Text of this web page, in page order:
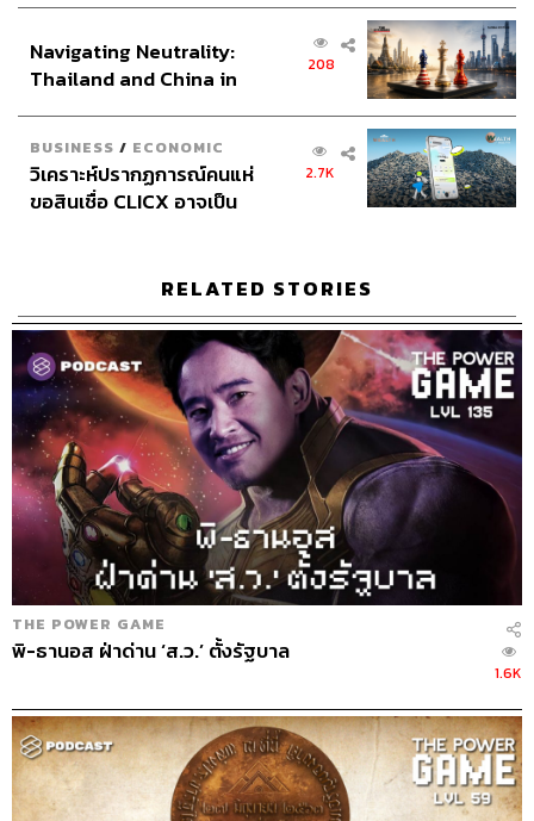
Credits
The Hostสรกล อดุลยานนท์
The Co-hostพลวุฒิ สงสกุล
Channel Managerเชษฐพงศ์ ชูประดิษฐ์
Sound Designer & Engineerกฤตพล จียะเกียรติ
Coordinator & Adminอภิสิทธิ์​ หรรษาภิรมย์โชค
Art Directorฉัตรชัย เฉยชิต
Proofreaderภาวิกา ขันติศรีสกุล
Webmasterรพีพรรณ เกตุสมพงษ์
Social Media Adminณัฐชัย ตั้งวงศ์วิวัฒน์
สุทธกิตติ์​ สุทธาวรรณกุล
ธิติกร ลิ้มทองมณี
Archive Officerชริน จำปาวัน
Musicwestonemusic.com
TAGS: THE POWER GAME สรกล อดุลยานนท์
Podcast
The Standard Podcast
การเมือง
อินโดนีเซีย
Navigating Neutrality:
Thailand and China in
208
BUSINESS / ECONOMIC
วิเคราะห์ปรากฏการณ์คนแห่
ขอสินเชื่อ CLICX อาจเป็น
2.7K
RELATED STORIES
THE POWER GAME
พิ-ธานอส ฝ่าด่าน ‘ส.ว.’ ตั้งรัฐบาล
1.6K